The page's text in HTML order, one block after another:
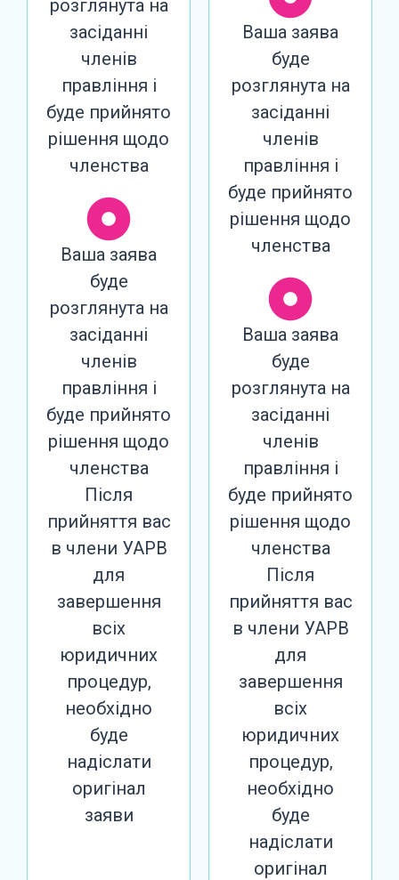
розглянута на
засіданні
членів
правління і
буде прийнято
рішення щодо
членства
Ваша заява
буде
розглянута на
засіданні
членів
правління і
буде прийнято
рішення щодо
членства
Після
прийняття вас
в члени УАРВ
для
завершення
всіх
юридичних
процедур,
необхідно
буде
надіслати
оригінал
заяви
Ваша заява
буде
розглянута на
засіданні
членів
правління і
буде прийнято
рішення щодо
членства
Ваша заява
буде
розглянута на
засіданні
членів
правління і
буде прийнято
рішення щодо
членства
Після
прийняття вас
в члени УАРВ
для
завершення
всіх
юридичних
процедур,
необхідно
буде
надіслати
оригінал